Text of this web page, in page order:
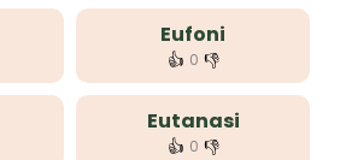
Eufoni
👍 0 👎
Eutanasi
👍 0 👎